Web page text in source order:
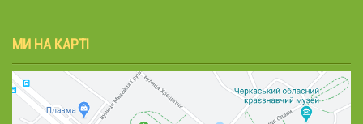
МИ НА КАРТІ